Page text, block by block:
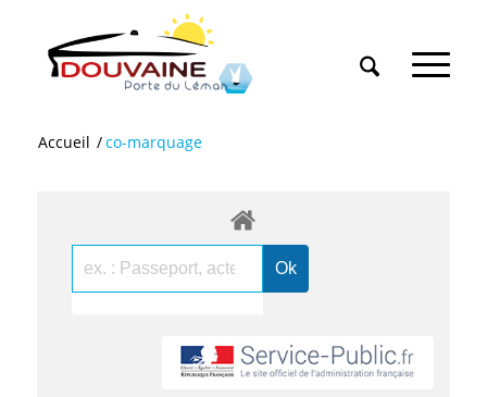
Accueil /co-marquage